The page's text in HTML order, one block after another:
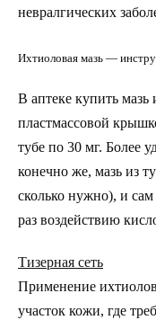
невралгических
Ихтиоловая мазь —
В аптеке купить
пластмассовой
тубе по 30 мг. Более
конечно же, мазь из
сколько нужно), и
раз воздействию
Тизерная сеть
Применение
участок кожи, где